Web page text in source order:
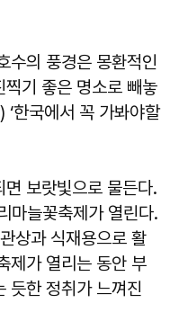
수의 풍경은 몽환적인
기 좋은 명소로 빼놓
한국에서 꼭 가봐야할
보랏빛으로 물든다.
마늘꽃축제가 열린다.
상과 식재용으로 활
제가 열리는 동안 부
듯한 정취가 느껴진